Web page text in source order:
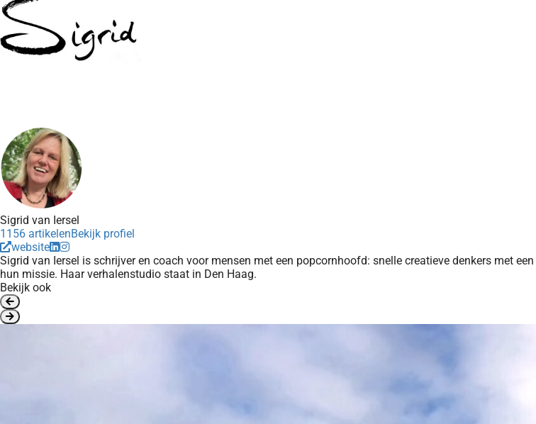
Sigrid van Iersel
1156 artikelenBekijk profiel
website
Sigrid van Iersel is schrijver en coach voor mensen met een popcornhoofd: snelle creatieve denkers met
hun missie. Haar verhalenstudio staat in Den Haag.
Bekijk ook